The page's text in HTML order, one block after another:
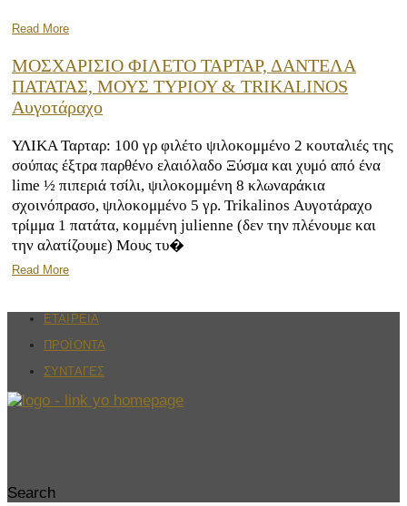
Read More
ΜΟΣΧΑΡΙΣΙΟ ΦΙΛΕΤΟ ΤΑΡΤΑΡ, ΔΑΝΤΕΛΑ
ΠΑΤΑΤΑΣ, ΜΟΥΣ ΤΥΡΙΟΥ & TRIKALINOS
Αυγοτάραχο
ΥΛΙΚΑ Ταρταρ: 100 γρ φιλέτο ψιλοκομμένο 2 κουταλιές της
σούπας έξτρα παρθένο ελαιόλαδο Ξύσμα και χυμό από ένα
lime ½ πιπεριά τσίλι, ψιλοκομμένη 8 κλωναράκια
σχοινόπρασο, ψιλοκομμένο 5 γρ. Trikalinos Αυγοτάραχο
τρίμμα 1 πατάτα, κομμένη julienne (δεν την πλένουμε και
την αλατίζουμε) Μους τυ�
Read More
ΕΤΑΙΡΕΙΑ
ΠΡΟΪΟΝΤΑ
ΣΥΝΤΑΓΕΣ
Search